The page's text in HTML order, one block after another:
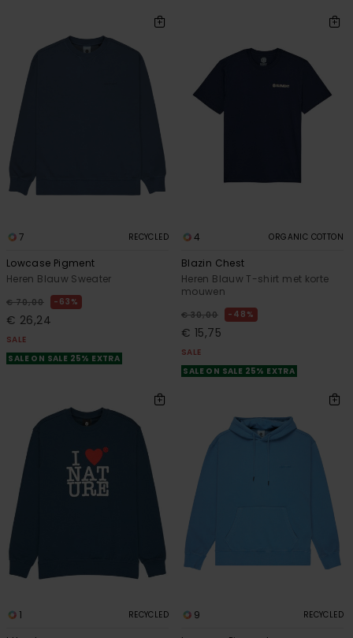
7 RECYCLED
Lowcase Pigment
Heren Blauw Sweater
€ 70,00 63%
€ 26,24
SALE
SALE ON SALE 25% EXTRA
4 ORGANIC COTTON
Blazin Chest
Heren Blauw T-shirt met korte
mouwen
€ 30,00 48%
€ 15,75
SALE
SALE ON SALE 25% EXTRA
1 RECYCLED 9 RECYCLED